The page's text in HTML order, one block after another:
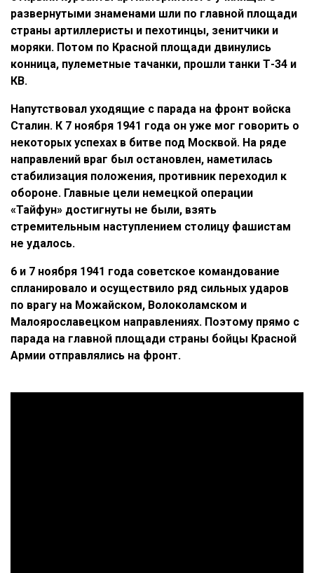
развернутыми знаменами шли по главной площади
страны артиллеристы и пехотинцы, зенитчики и
моряки. Потом по Красной площади двинулись
конница, пулеметные тачанки, прошли танки Т-34 и
КВ.
Напутствовал уходящие с парада на фронт войска
Сталин. К 7 ноября 1941 года он уже мог говорить о
некоторых успехах в битве под Москвой. На ряде
направлений враг был остановлен, наметилась
стабилизация положения, противник переходил к
обороне. Главные цели немецкой операции
«Тайфун» достигнуты не были, взять
стремительным наступлением столицу фашистам
не удалось.
6 и 7 ноября 1941 года советское командование
спланировало и осуществило ряд сильных ударов
по врагу на Можайском, Волоколамском и
Малоярославецком направлениях. Поэтому прямо с
парада на главной площади страны бойцы Красной
Армии отправлялись на фронт.